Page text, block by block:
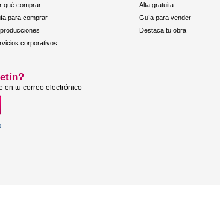
qué comprar
para comprar
corporativos
Alta gratuita
Guía para vender
Destaca tu obra
en tu correo electrónico